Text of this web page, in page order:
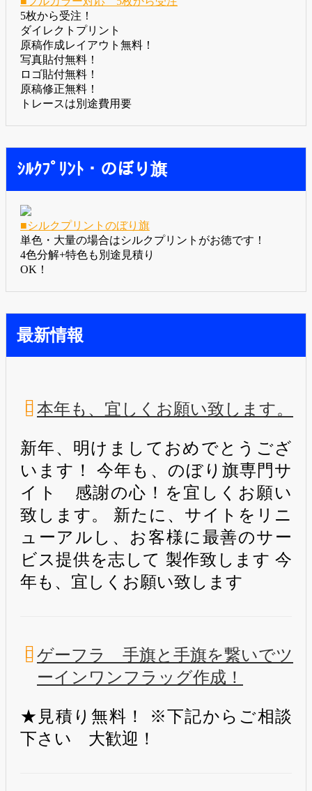
5枚から受注！
ダイレクトプリント
原稿作成レイアウト無料！
写真貼付無料！
ロゴ貼付無料！
原稿修正無料！
トレースは別途費用要
ｼﾙｸﾌﾟﾘﾝﾄ・のぼり旗
■シルクプリントのぼり旗
単色・大量の場合はシルクプリントがお徳です！
4色分解+特色も別途見積り
OK！
最新情報
本年も、宜しくお願い致します。
新年、明けましておめでとうござ
います！ 今年も、のぼり旗専門サ
イト 感謝の心！を宜しくお願い
致します。 新たに、サイトをリニ
ューアルし、お客様に最善のサー
ビス提供を志して 製作致します 今
年も、宜しくお願い致します
ゲーフラ 手旗と手旗を繋いでツ
ーインワンフラッグ作成！
★見積り無料！ ※下記からご相談
下さい 大歓迎！